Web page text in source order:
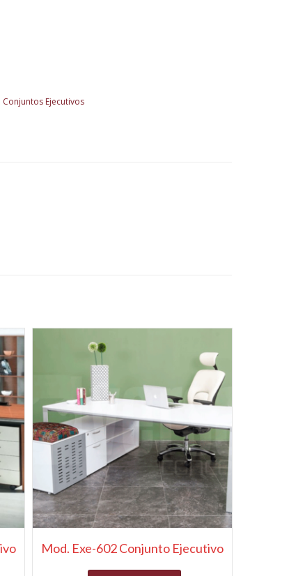
Conjuntos Ejecutivos
Mod. Exe-602 Conjunto Ejecutivo